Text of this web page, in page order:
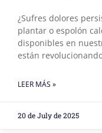
¿Sufres dolores
plantar o espolón
disponibles en
están
LEER MÁS »
20 de July de 2025